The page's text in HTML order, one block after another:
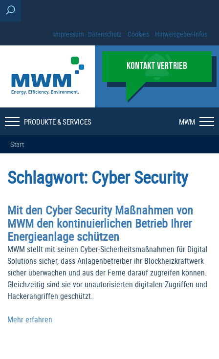
Impressum Datenschutz Cookies Hinweisgeber-Infos
KONTAKT VERTRIEB
PRODUKTE & SERVICES MWM
Start
Schlagwort: Cyber Security
Mit den Cyber Security Maßnahmen von
MWM den kontinuierlichen Betrieb Ihrer
Energieanlage schützen
MWM stellt mit seinen Cyber-Sicherheitsmaßnahmen für Digital
Solutions sicher, dass Anlagenbetreiber ihr Blockheizkraftwerk
sicher überwachen und aus der Ferne darauf zugreifen können.
Gleichzeitig sind sie vor unautorisierten digitalen Zugriffen und
Hackerangriffen geschützt.
Mehr erfahren